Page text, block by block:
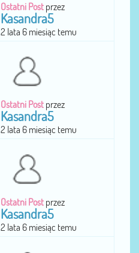
Ostatni Post przez
Kasandra5
2 lata 6 miesiąc temu
Ostatni Post przez
Kasandra5
2 lata 6 miesiąc temu
Ostatni Post przez
Kasandra5
2 lata 6 miesiąc temu